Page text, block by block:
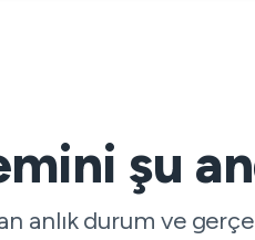
şu
anlık durum ve